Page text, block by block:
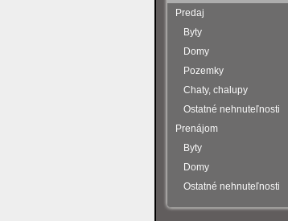
Predaj
Byty
Domy
Pozemky
Chaty, chalupy
Ostatné nehnuteľnosti
Prenájom
Byty
Domy
Ostatné nehnuteľnosti